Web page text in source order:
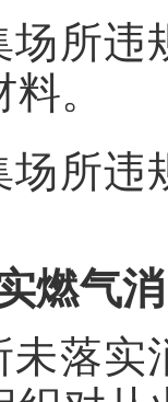
场所违
。
场所违
燃气
未落实